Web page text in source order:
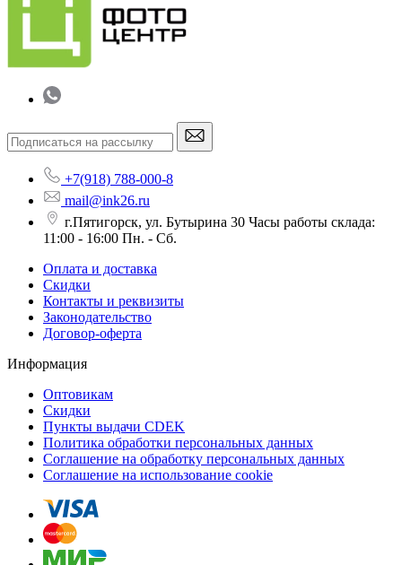
+7(918) 788-000-8
mail@ink26.ru
г.Пятигорск, ул. Бутырина 30 Часы работы склада:
11:00 - 16:00 Пн. - Сб.
Оплата и доставка
Скидки
Контакты и реквизиты
Законодательство
Договор-оферта
Информация
Оптовикам
Скидки
Пункты выдачи CDEK
Политика обработки персональных данных
Соглашение на обработку персональных данных
Соглашение на использование cookie